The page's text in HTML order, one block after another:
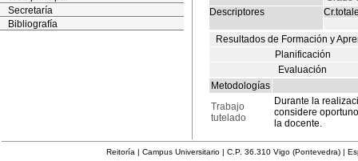
Secretaría
Bibliografía
Descriptores
Resultados de Formación y
Planificación
Evaluación
Metodologías
Trabajo
tutelado
Durante la
considere
la docente.
Reitoría | Campus Universitario | C.P. 36.310 Vigo (Pontevedra) |